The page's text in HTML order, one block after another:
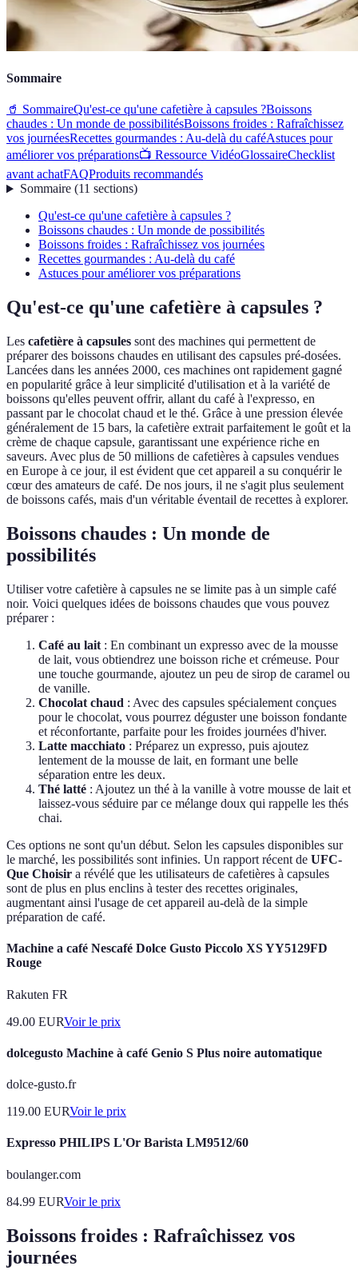
Sommaire
🥤 SommaireQu'est-ce qu'une cafetière à capsules ?Boissons
chaudes : Un monde de possibilitésBoissons froides : Rafraîchissez
vos journéesRecettes gourmandes : Au-delà du caféAstuces pour
améliorer vos préparations📺 Ressource VidéoGlossaireChecklist
avant achatFAQProduits recommandés
Sommaire(11 sections)
Qu'est-ce qu'une cafetière à capsules ?
Boissons chaudes : Un monde de possibilités
Boissons froides : Rafraîchissez vos journées
Recettes gourmandes : Au-delà du café
Astuces pour améliorer vos préparations
Qu'est-ce qu'une cafetière à capsules ?
Les cafetière à capsules sont des machines qui permettent de
préparer des boissons chaudes en utilisant des capsules pré-dosées.
Lancées dans les années 2000, ces machines ont rapidement gagné
en popularité grâce à leur simplicité d'utilisation et à la variété de
boissons qu'elles peuvent offrir, allant du café à l'expresso, en
passant par le chocolat chaud et le thé. Grâce à une pression élevée
généralement de 15 bars, la cafetière extrait parfaitement le goût et la
crème de chaque capsule, garantissant une expérience riche en
saveurs. Avec plus de 50 millions de cafetières à capsules vendues
en Europe à ce jour, il est évident que cet appareil a su conquérir le
cœur des amateurs de café. De nos jours, il ne s'agit plus seulement
de boissons cafés, mais d'un véritable éventail de recettes à explorer.
Boissons chaudes : Un monde de
possibilités
Utiliser votre cafetière à capsules ne se limite pas à un simple café
noir. Voici quelques idées de boissons chaudes que vous pouvez
préparer :
Café au lait : En combinant un expresso avec de la mousse
de lait, vous obtiendrez une boisson riche et crémeuse. Pour
une touche gourmande, ajoutez un peu de sirop de caramel ou
de vanille.
Chocolat chaud : Avec des capsules spécialement conçues
pour le chocolat, vous pourrez déguster une boisson fondante
et réconfortante, parfaite pour les froides journées d'hiver.
Latte macchiato : Préparez un expresso, puis ajoutez
lentement de la mousse de lait, en formant une belle
séparation entre les deux.
Thé latté : Ajoutez un thé à la vanille à votre mousse de lait et
laissez-vous séduire par ce mélange doux qui rappelle les thés
chai.
Ces options ne sont qu'un début. Selon les capsules disponibles sur
le marché, les possibilités sont infinies. Un rapport récent de UFC-
Que Choisir a révélé que les utilisateurs de cafetières à capsules
sont de plus en plus enclins à tester des recettes originales,
augmentant ainsi l'usage de cet appareil au-delà de la simple
préparation de café.
Machine a café Nescafé Dolce Gusto Piccolo XS YY5129FD
Rouge
Rakuten FR
49.00 EURVoir le prix
dolcegusto Machine à café Genio S Plus noire automatique
dolce-gusto.fr
119.00 EURVoir le prix
Expresso PHILIPS L'Or Barista LM9512/60
boulanger.com
84.99 EURVoir le prix
Boissons froides : Rafraîchissez vos
journées